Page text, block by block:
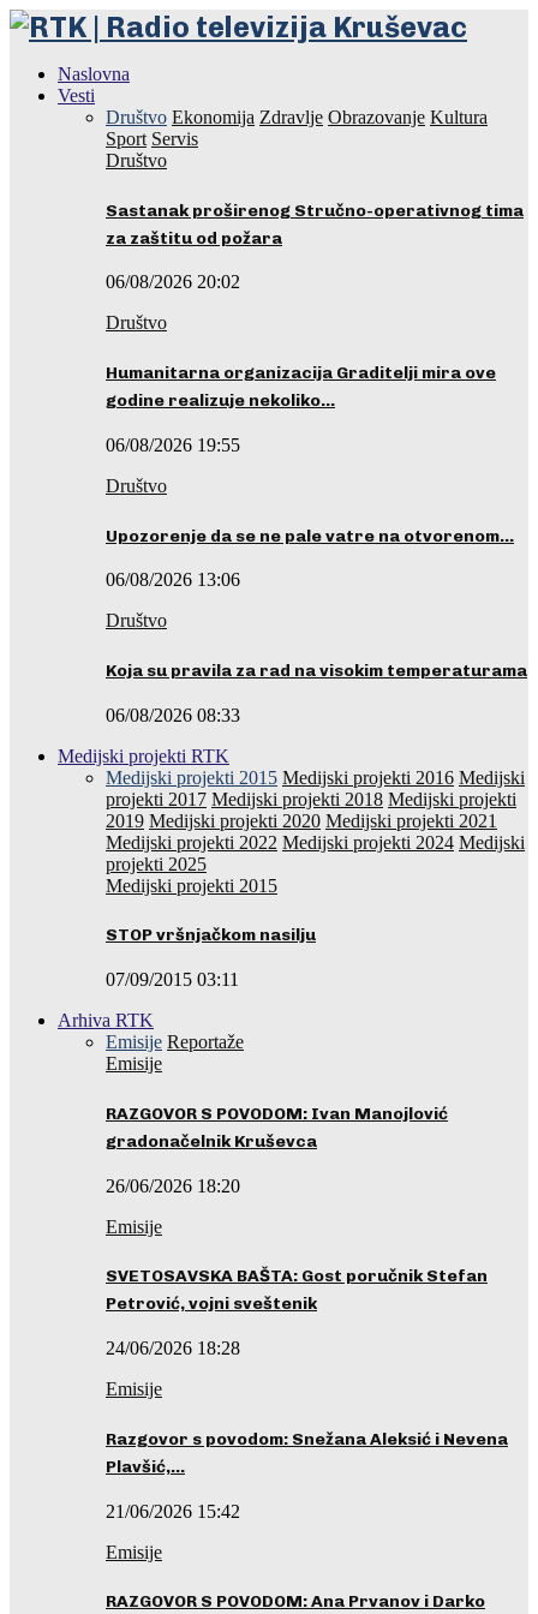
Naslovna
Vesti
Društvo Ekonomija Zdravlje Obrazovanje Kultura
Sport Servis
Društvo
Sastanak proširenog Stručno-operativnog tima
za zaštitu od požara
06/08/2026 20:02
Društvo
Humanitarna organizacija Graditelji mira ove
godine realizuje nekoliko…
06/08/2026 19:55
Društvo
Upozorenje da se ne pale vatre na otvorenom…
06/08/2026 13:06
Društvo
Koja su pravila za rad na visokim temperaturama
06/08/2026 08:33
Medijski projekti RTK
Medijski projekti 2015 Medijski projekti 2016 Medijski
projekti 2017 Medijski projekti 2018 Medijski projekti
2019 Medijski projekti 2020 Medijski projekti 2021
Medijski projekti 2022 Medijski projekti 2024 Medijski
projekti 2025
Medijski projekti 2015
STOP vršnjačkom nasilju
07/09/2015 03:11
Arhiva RTK
Emisije Reportaže
Emisije
RAZGOVOR S POVODOM: Ivan Manojlović
gradonačelnik Kruševca
26/06/2026 18:20
Emisije
SVETOSAVSKA BAŠTA: Gost poručnik Stefan
Petrović, vojni sveštenik
24/06/2026 18:28
Emisije
Razgovor s povodom: Snežana Aleksić i Nevena
Plavšić,…
21/06/2026 15:42
Emisije
RAZGOVOR S POVODOM: Ana Prvanov i Darko